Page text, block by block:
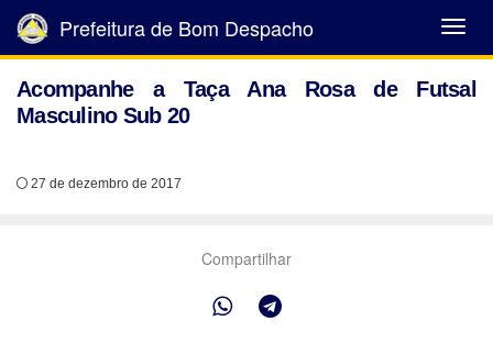
Abrir
Menu
Prefeitura de Bom Despacho
Acompanhe a Taça Ana Rosa de Futsal
Masculino Sub 20
27 de dezembro de 2017
Compartilhar